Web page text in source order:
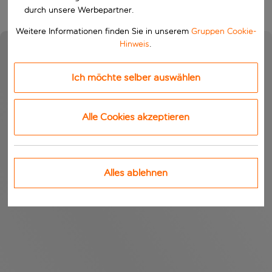
durch unsere Werbepartner.
Weitere Informationen finden Sie in unserem Gruppen Cookie-
Hinweis.
Ich möchte selber auswählen
Alle Cookies akzeptieren
Alles ablehnen